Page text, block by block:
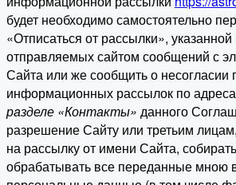
будет необходимо самостоятельно
«Отписаться от рассылки», указанной
отправляемых сайтом сообщений с
Сайта или же сообщить о несогласии
информационных рассылок по
разделе «Контакты» данного
разрешение Сайту или третьим
на рассылку от имени Сайта,
обрабатывать все переданные мною